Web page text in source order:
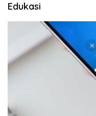
Edukasi